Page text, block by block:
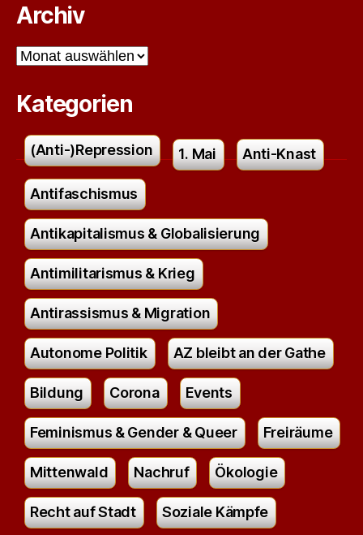
Archiv
Archiv
Kategorien
(Anti-)Repression 1. Mai Anti-Knast
Antifaschismus
Antikapitalismus & Globalisierung
Antimilitarismus & Krieg
Antirassismus & Migration
Autonome Politik AZ bleibt an der Gathe
Bildung Corona Events
Feminismus & Gender & Queer Freiräume
Mittenwald Nachruf Ökologie
Recht auf Stadt Soziale Kämpfe